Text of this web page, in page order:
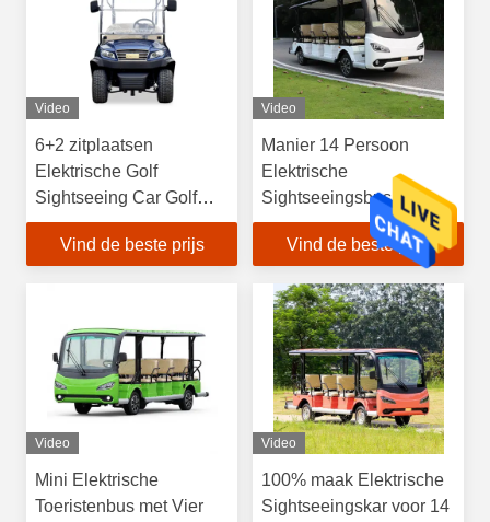
Video
6+2 zitplaatsen
Elektrische Golf
Sightseeing Car Golf
Shuttle Car met AC-
systeem Curtis Motor
Vind de beste prijs
Video
Manier 14 Persoon
Elektrische
Sightseeingsbus,
Maximum voorwaartse
snelheid 45km/h
Vind de beste prijs
Video
Mini Elektrische
Toeristenbus met Vier
Video
100% maak Elektrische
Sightseeingskar voor 14